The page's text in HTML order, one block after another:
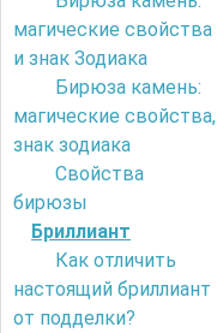
магические свойства
и знак Зодиака
Бирюза камень:
магические свойства,
знак зодиака
Свойства
бирюзы
Бриллиант
Как отличить
настоящий бриллиант
от подделки?